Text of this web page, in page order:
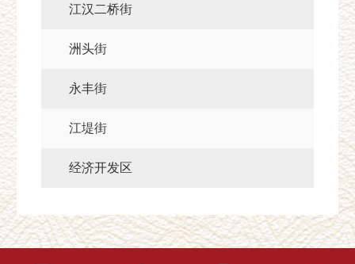
江汉二桥街
洲头街
永丰街
江堤街
经济开发区